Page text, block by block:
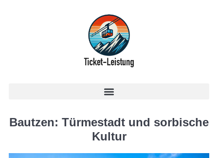
Bautzen: Türmestadt und sorbische
Kultur